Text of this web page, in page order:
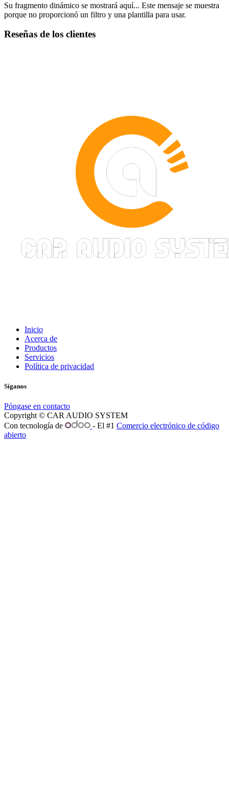
Su fragmento dinámico se mostrará aquí... Este mensaje se muestra
porque no proporcionó un filtro y una plantilla para usar.
Reseñas de los clientes
Inicio
Acerca de
Productos
Servicios
Política de privacidad
Síganos
Póngase en contacto
Copyright © CAR AUDIO SYSTEM
Con tecnología de
- El #1 Comercio electrónico de código
abierto